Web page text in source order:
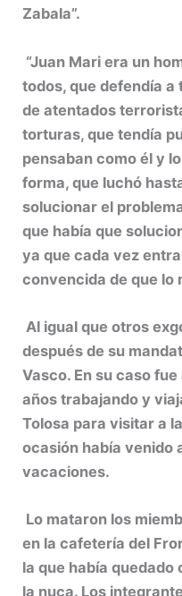
Zabala”.
“Juan Mari era un
todos, que defendía
de atentados
torturas, que tendía
pensaban como él y
forma, que luchó
solucionar el
que había que
ya que cada vez
convencida de que lo
Al igual que otros
después de su
Vasco. En su caso
años trabajando y
Tolosa para visitar a
ocasión había venido
vacaciones.
Lo mataron los
en la cafetería del
la que había quedado
la nuca. Los